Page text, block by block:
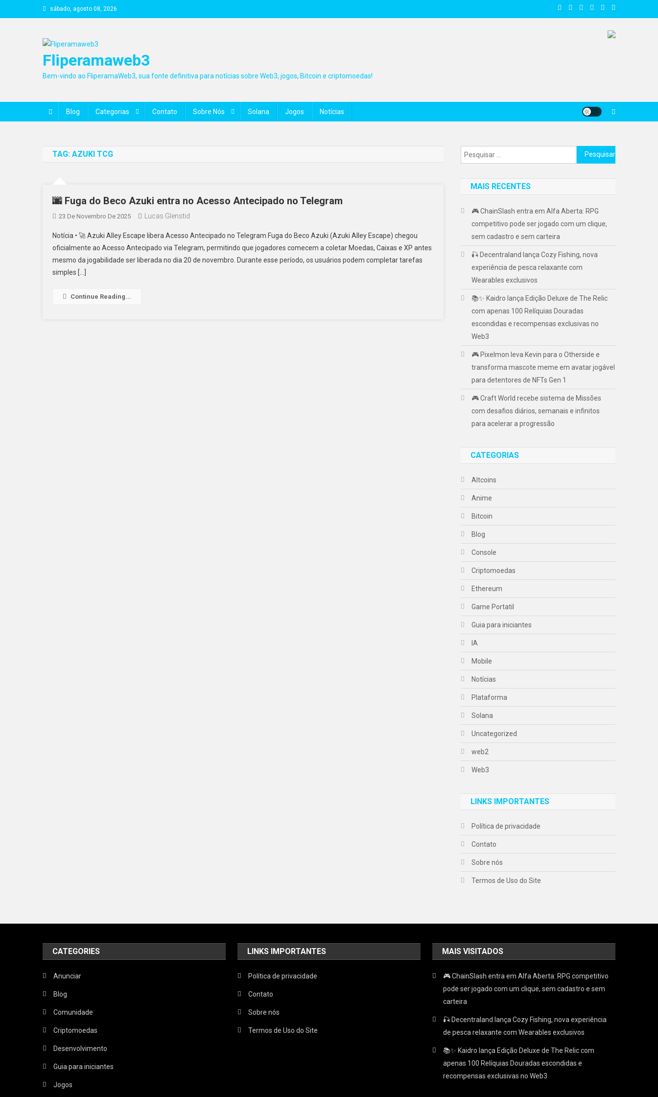
to
sábado, agosto 08, 2026
Fliperamaweb3
Bem-vindo ao FliperamaWeb3, sua fonte definitiva para notícias sobre Web3, jogos, Bitcoin e criptomoedas!
Blog Categorias Contato Sobre Nós Solana Jogos Notícias
TAG: AZUKI TCG
🌆 Fuga do Beco Azuki entra no Acesso Antecipado no Telegram
23 De Novembro De 2025 Lucas Glenstid
Notícia • 🚀 Azuki Alley Escape libera Acesso Antecipado no Telegram Fuga do Beco Azuki (Azuki Alley Escape) chegou
oficialmente ao Acesso Antecipado via Telegram, permitindo que jogadores comecem a coletar Moedas, Caixas e XP antes
mesmo da jogabilidade ser liberada no dia 20 de novembro. Durante esse período, os usuários podem completar tarefas
simples […]
Continue Reading...
Pesquisar
por:
MAIS RECENTES
🎮 ChainSlash entra em Alfa Aberta: RPG
competitivo pode ser jogado com um clique,
sem cadastro e sem carteira
🎣 Decentraland lança Cozy Fishing, nova
experiência de pesca relaxante com
Wearables exclusivos
📚✨ Kaidro lança Edição Deluxe de The Relic
com apenas 100 Relíquias Douradas
escondidas e recompensas exclusivas no
Web3
🎮 Pixelmon leva Kevin para o Otherside e
transforma mascote meme em avatar jogável
para detentores de NFTs Gen 1
🎮 Craft World recebe sistema de Missões
com desafios diários, semanais e infinitos
para acelerar a progressão
CATEGORIAS
Altcoins
Anime
Bitcoin
Blog
Console
Criptomoedas
Ethereum
Game Portatil
Guia para iniciantes
IA
Mobile
Notícias
Plataforma
Solana
Uncategorized
web2
Web3
LINKS IMPORTANTES
Política de privacidade
Contato
Sobre nós
Termos de Uso do Site
CATEGORIES
Anunciar
Blog
Comunidade
Criptomoedas
Desenvolvimento
Guia para iniciantes
Jogos
LINKS IMPORTANTES
Política de privacidade
Contato
Sobre nós
Termos de Uso do Site
MAIS VISITADOS
🎮 ChainSlash entra em Alfa Aberta: RPG competitivo
pode ser jogado com um clique, sem cadastro e sem
carteira
🎣 Decentraland lança Cozy Fishing, nova experiência
de pesca relaxante com Wearables exclusivos
📚✨ Kaidro lança Edição Deluxe de The Relic com
apenas 100 Relíquias Douradas escondidas e
recompensas exclusivas no Web3